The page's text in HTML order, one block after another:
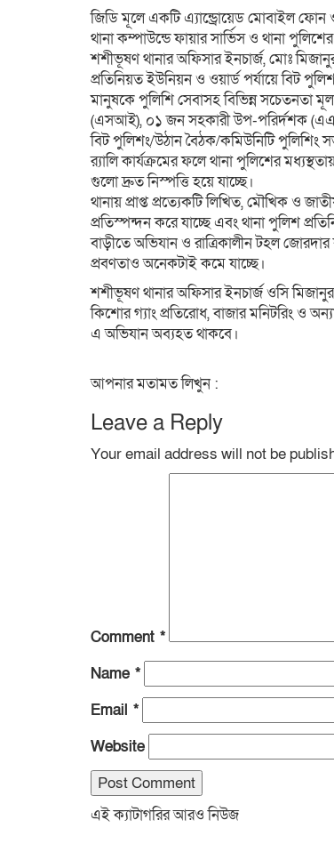
জিডি মূলে একটি এ্যান্ড্রোয়েড মোবাইল ফোন
থানা কম্পাউন্ডে ফায়ার সার্ভিস ও থানা
শশীভূষণ থানার অফিসার ইনচার্জ, মোঃ
প্রতিনিয়ত ইউনিয়ন ও ওয়ার্ড পর্যায়ে বিট
মানুষকে পুলিশি সেবাসহ বিভিন্ন সচেতনতা
(এসআই), ০১ জন সহকারী উপ-পরির্দশক
বিট পুলিশং/উঠান বৈঠক/কমিউনিটি পুলিশিং
র‌্যালি কার্যক্রমের ফলে থানা পুলিশের
গুলো দ্রুত নিস্পত্তি হয়ে যাচ্ছে।
থানায় প্রাপ্ত প্রত্যেকটি লিখিত, মৌখিক ও
প্রতিস্পন্দন করে যাচ্ছে এবং থানা পুলিশ
বাড়ীতে অভিযান ও রাত্রিকালীন টহল
প্রবণতাও অনেকটাই কমে যাচ্ছে।
শশীভূষণ থানার অফিসার ইনচার্জ ওসি
কিশোর গ্যাং প্রতিরোধ, বাজার মনিটরিং ও
এ অভিযান অব্যহত থাকবে।
আপনার মতামত লিখুন :
Leave a Reply
Your email address will not be
Comment *
Name *
Email *
Website
এই ক্যাটাগরির আরও নিউজ